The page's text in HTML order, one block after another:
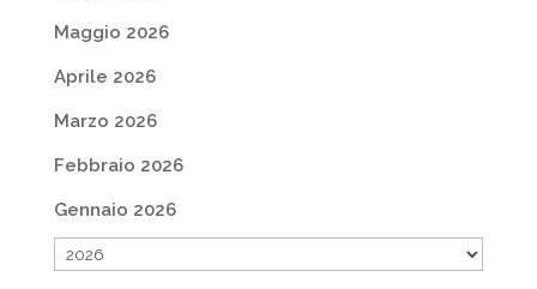
Maggio 2026
Aprile 2026
Marzo 2026
Febbraio 2026
Gennaio 2026